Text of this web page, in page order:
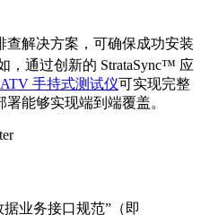
解决方案，可确保成功安装
，通过创新的 StrataSync™ 应
手持式测试仪可实现完整
能够实现端到端覆盖。
业务接口规范”（即